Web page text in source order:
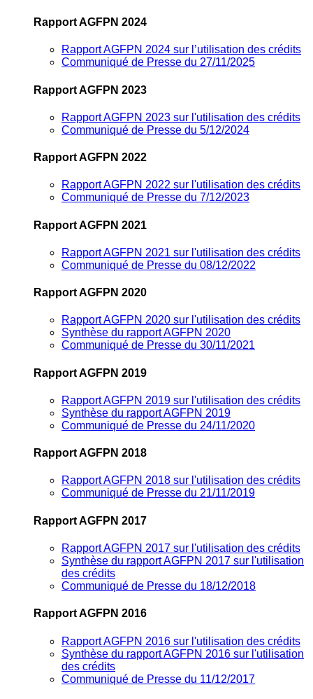
Rapport AGFPN 2024
Rapport AGFPN 2024 sur l’utilisation des crédits
Communiqué de Presse du 27/11/2025
Rapport AGFPN 2023
Rapport AGFPN 2023 sur l'utilisation des crédits
Communiqué de Presse du 5/12/2024
Rapport AGFPN 2022
Rapport AGFPN 2022 sur l'utilisation des crédits
Communiqué de Presse du 7/12/2023
Rapport AGFPN 2021
Rapport AGFPN 2021 sur l'utilisation des crédits
Communiqué de Presse du 08/12/2022
Rapport AGFPN 2020
Rapport AGFPN 2020 sur l'utilisation des crédits
Synthèse du rapport AGFPN 2020
Communiqué de Presse du 30/11/2021
Rapport AGFPN 2019
Rapport AGFPN 2019 sur l'utilisation des crédits
Synthèse du rapport AGFPN 2019
Communiqué de Presse du 24/11/2020
Rapport AGFPN 2018
Rapport AGFPN 2018 sur l'utilisation des crédits
Communiqué de Presse du 21/11/2019
Rapport AGFPN 2017
Rapport AGFPN 2017 sur l'utilisation des crédits
Synthèse du rapport AGFPN 2017 sur l'utilisation
des crédits
Communiqué de Presse du 18/12/2018
Rapport AGFPN 2016
Rapport AGFPN 2016 sur l'utilisation des crédits
Synthèse du rapport AGFPN 2016 sur l'utilisation
des crédits
Communiqué de Presse du 11/12/2017